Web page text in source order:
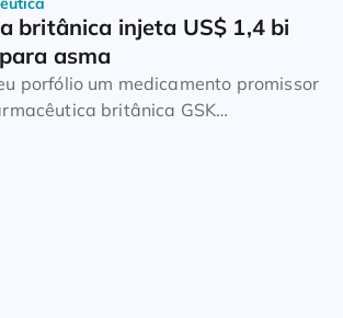
britânica injeta US$ 1,4 bi
asma
porfólio um medicamento promissor
britânica GSK
1,4 bilhão (R$ 6,8 bilhões) na